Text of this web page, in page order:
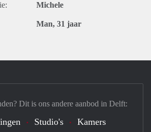
Michele
Man, 31 jaar
Dit is ons andere aanbod in Delft:
Studio's Kamers